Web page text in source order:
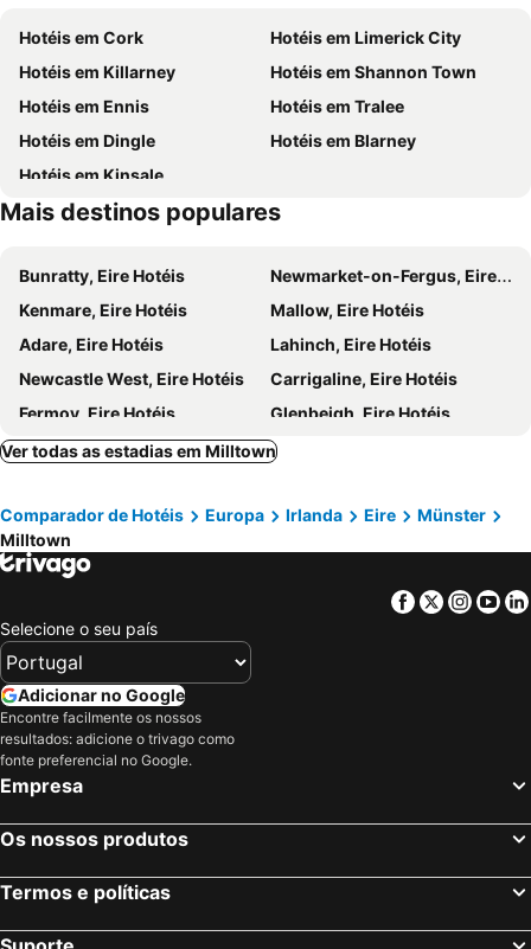
The Orchard House
Eviston House Hotel
Kerry Ocean Lodge
Killarney Towers Hotel & Leisure Centre
Killarney Royal Townhouse
McSweeney Arms Hotel
The Killarney Park
Old Weir Lodge
The Brehon Hotel & Spa
Killarney Oaks Hotel
River Island Hotel
Gap of Dunloe
Export Awareness
Hotéis em Cork
Hotéis em Limerick City
Hotéis em Killarney
Hotéis em Shannon Town
Hotéis em Ennis
Hotéis em Tralee
Hotéis em Dingle
Hotéis em Blarney
Hotéis em Kinsale
Mais destinos populares
Bunratty, Eire Hotéis
Newmarket-on-Fergus, Eire Hotéis
Kenmare, Eire Hotéis
Mallow, Eire Hotéis
Adare, Eire Hotéis
Lahinch, Eire Hotéis
Newcastle West, Eire Hotéis
Carrigaline, Eire Hotéis
Fermoy, Eire Hotéis
Glenbeigh, Eire Hotéis
Sneem, Eire Hotéis
Knightstown, Eire Hotéis
Cloghane, Eire Hotéis
Cahersiveen, Eire Hotéis
Glengarriff, Eire Hotéis
Portmagee, Eire Hotéis
Bantry, Eire Hotéis
Galway, Eire Hotéis
Limerick City, Eire Hotéis
Athlone, Eire Hotéis
Sligo Town, Eire Hotéis
Oranmore, Eire Hotéis
Westport, Eire Hotéis
Cork, Eire Hotéis
Killarney, Eire Hotéis
Kilkenny, Eire Hotéis
Ver todas as estadias em Milltown
Comparador de Hotéis Europa Irlanda Eire
Münster
Milltown
Facebook
Twitter
Selecione o seu país
Adicionar no Google
Encontre facilmente os nossos
resultados: adicione o trivago como
fonte preferencial no Google.
Empresa
Os nossos produtos
Termos e políticas